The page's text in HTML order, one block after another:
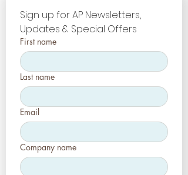
Sign up for AP Newsletters,
Updates & Special Offers
First name
Last name
Email
Company name